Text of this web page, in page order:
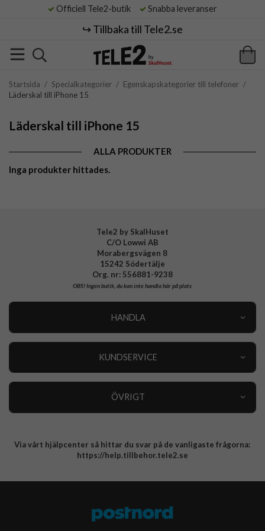
Officiell Tele2-butik Snabba leveranser
↪️ Tillbaka till Tele2.se
Startsida / Specialkategorier / Egenskapskategorier till telefoner /
Läderskal till iPhone 15
Läderskal till iPhone 15
ALLA PRODUKTER
Inga produkter hittades.
Tele2 by SkalHuset
C/O Lowwi AB
Morabergsvägen 8
15242 Södertälje
Org. nr: 556881-9238
OBS!Ingen butik, du kan inte handla här på plats
HANDLA
KUNDSERVICE
ÖVRIGT
Integritetspolicy
Via vårt hjälpcenter så hittar du svar på de vanligaste frågorna:
https://help.tillbehor.tele2.se